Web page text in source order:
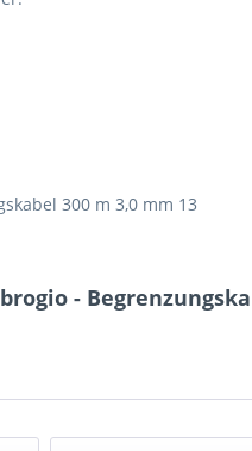
300 m 3,0 mm 13
-